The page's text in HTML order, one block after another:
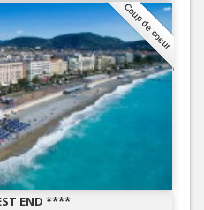
Coup de coeur
END ****